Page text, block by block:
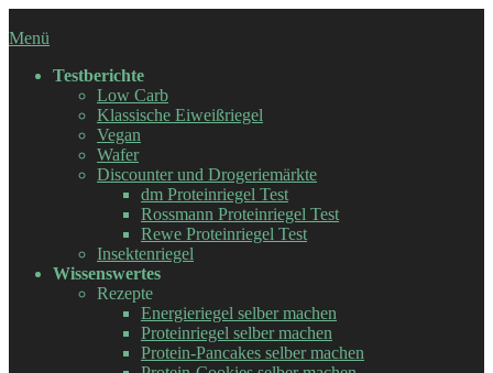
Inhalt
Menü
Testberichte
Low Carb
Klassische Eiweißriegel
Vegan
Wafer
Discounter und Drogeriemärkte
dm Proteinriegel Test
Rossmann Proteinriegel Test
Rewe Proteinriegel Test
Insektenriegel
Wissenswertes
Rezepte
Energieriegel selber machen
Proteinriegel selber machen
Protein-Pancakes selber machen